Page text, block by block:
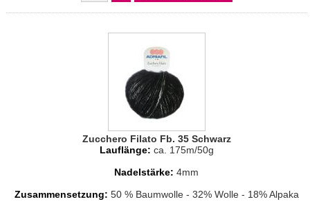
Zucchero Filato Fb. 35 Schwarz
Lauflänge: ca. 175m/50g
Nadelstärke: 4mm
Zusammensetzung: 50 % Baumwolle - 32% Wolle - 18% Alpaka